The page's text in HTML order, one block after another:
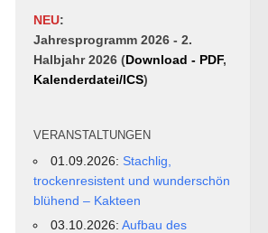
NEU:
Jahresprogramm 2026 - 2.
Halbjahr 2026 (Download - PDF,
Kalenderdatei/ICS)
VERANSTALTUNGEN
01.09.2026: Stachlig,
trockenresistent und wunderschön
blühend – Kakteen
03.10.2026:Aufbau des